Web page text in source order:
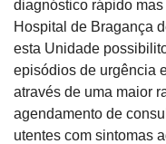
diagnóstico rápido
Hospital de Bragança
esta Unidade
episódios de urgência
através de uma maior
agendamento de
utentes com sintomas